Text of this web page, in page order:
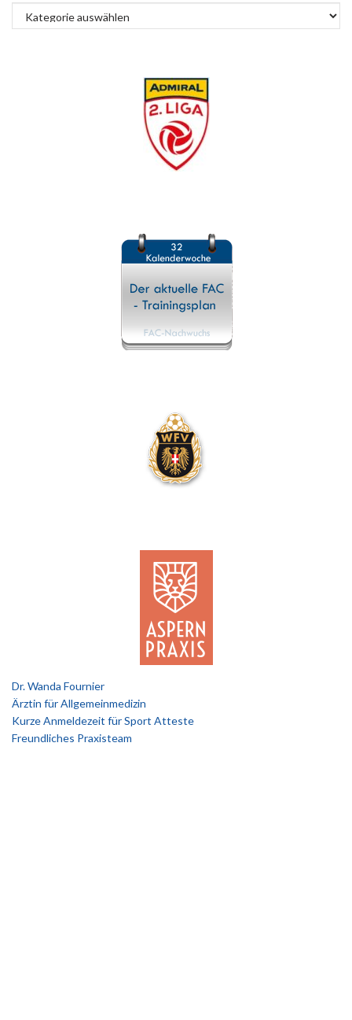
Kategorien
Dr. Wanda Fournier
Ärztin für Allgemeinmedizin
Kurze Anmeldezeit für Sport Atteste
Freundliches Praxisteam